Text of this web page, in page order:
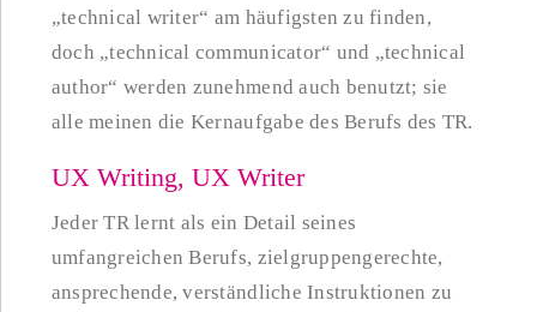
„technical writer“ am häufigsten zu finden,
doch „technical communicator“ und „technical
author“ werden zunehmend auch benutzt; sie
alle meinen die Kernaufgabe des Berufs des TR.
UX Writing, UX Writer
Jeder TR lernt als ein Detail seines
umfangreichen Berufs, zielgruppengerechte,
ansprechende, verständliche Instruktionen zu